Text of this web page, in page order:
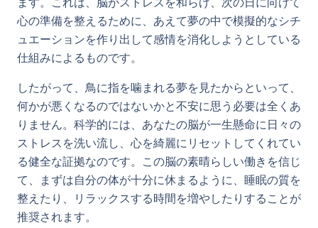
心の準備を整えるために、あえて夢の中で模擬的なシチ
ュエーションを作り出して感情を消化しようとしている
仕組みによるものです。
したがって、鳥に指を噛まれる夢を見たからといって、
何かが悪くなるのではないかと不安に思う必要は全くあ
りません。科学的には、あなたの脳が一生懸命に日々の
ストレスを洗い流し、心を綺麗にリセットしてくれてい
る健全な証拠なのです。この脳の素晴らしい働きを信じ
て、まずは自分の体が十分に休まるように、睡眠の質を
整えたり、リラックスする時間を増やしたりすることが
推奨されます。